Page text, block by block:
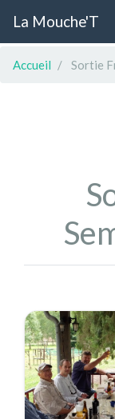
La Mouche'T
Accueil Sortie